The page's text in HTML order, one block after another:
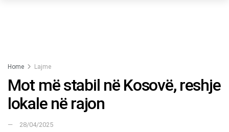
Home Lajme
Mot më stabil në Kosovë, reshje
lokale në rajon
28/04/2025